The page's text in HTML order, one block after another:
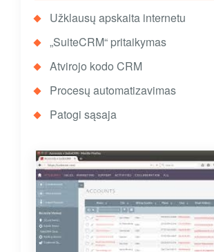
Užklausų apskaita internetu
„SuiteCRM“ pritaikymas
Atvirojo kodo CRM
Procesų automatizavimas
Patogi sąsaja